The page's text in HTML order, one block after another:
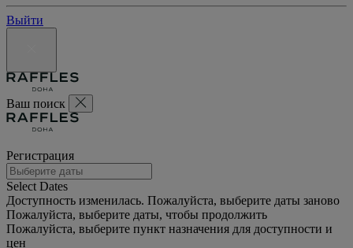
Выйти
Ваш поиск
Регистрация
Select Dates
Доступность изменилась. Пожалуйста, выберите даты заново
Пожалуйста, выберите даты, чтобы продолжить
Пожалуйста, выберите пункт назначения для доступности и
цен